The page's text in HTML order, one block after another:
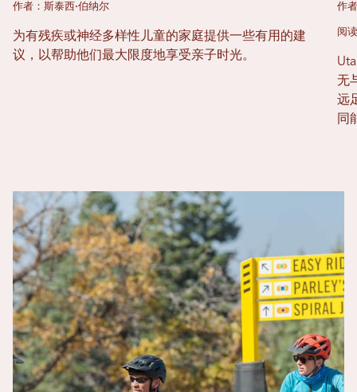
作者：斯泰西·伯纳尔
为有残疾或神经多样性儿童的家庭提供一些有用的建
议，以帮助他们最大限度地享受亲子时光。
作
阅
无
远
同